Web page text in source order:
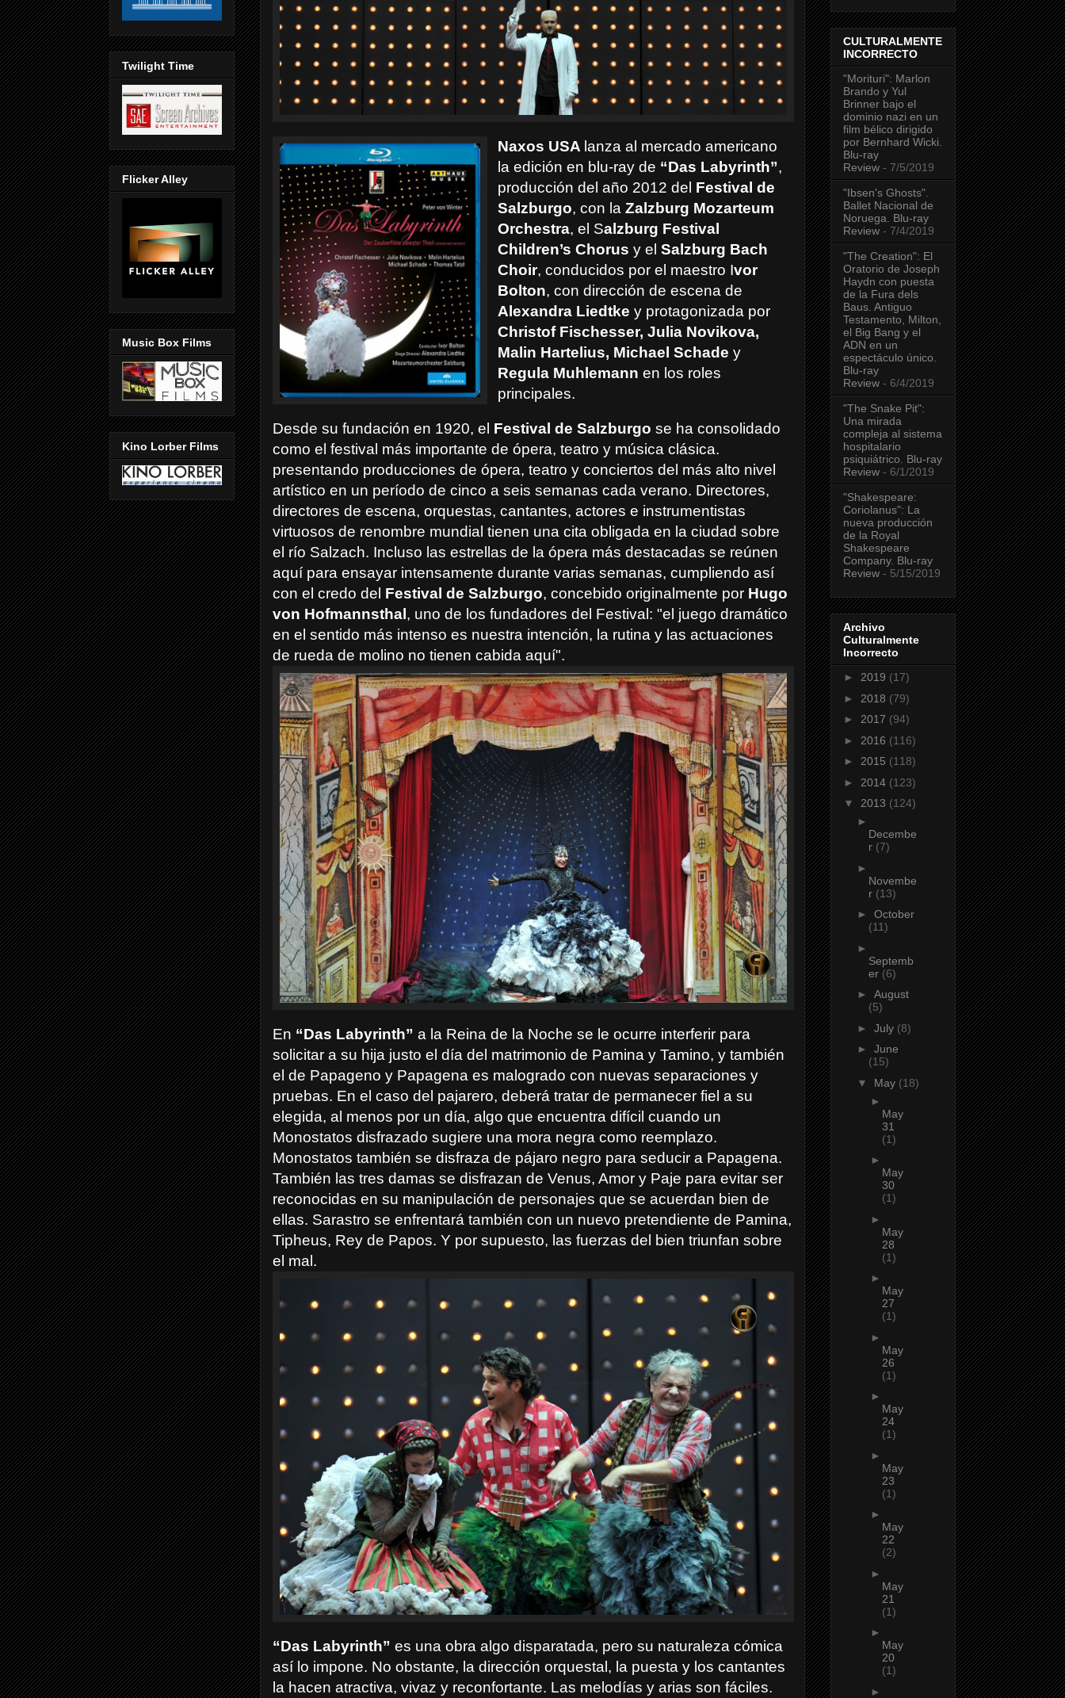
Naxos USA lanza al mercado americano
la edición en blu-ray de “Das Labyrinth”,
producción del año 2012 del Festival de
Salzburgo, con la Zalzburg Mozarteum
Orchestra, el Salzburg Festival
Children’s Chorus y el Salzburg Bach
Choir, conducidos por el maestro Ivor
Bolton, con dirección de escena de
Alexandra Liedtke y protagonizada por
Christof Fischesser, Julia Novikova,
Malin Hartelius, Michael Schade y
Regula Muhlemann en los roles
principales.
Desde su fundación en 1920, el Festival de Salzburgo se ha consolidado
como el festival más importante de ópera, teatro y música clásica.
presentando producciones de ópera, teatro y conciertos del más alto nivel
artístico en un período de cinco a seis semanas cada verano. Directores,
directores de escena, orquestas, cantantes, actores e instrumentistas
virtuosos de renombre mundial tienen una cita obligada en la ciudad sobre
el río Salzach. Incluso las estrellas de la ópera más destacadas se reúnen
aquí para ensayar intensamente durante varias semanas, cumpliendo así
con el credo del Festival de Salzburgo, concebido originalmente por Hugo
von Hofmannsthal , uno de los fundadores del Festival: "el juego dramático
en el sentido más intenso es nuestra intención, la rutina y las actuaciones
de rueda de molino no tienen cabida aquí".
En “Das Labyrinth” a la Reina de la Noche se le ocurre interferir para
solicitar a su hija justo el día del matrimonio de Pamina y Tamino, y también
el de Papageno y Papagena es malogrado con nuevas separaciones y
pruebas. En el caso del pajarero, deberá tratar de permanecer fiel a su
elegida, al menos por un día, algo que encuentra difícil cuando un
Monostatos disfrazado sugiere una mora negra como reemplazo.
Monostatos también se disfraza de pájaro negro para seducir a Papagena.
También las tres damas se disfrazan de Venus, Amor y Paje para evitar ser
reconocidas en su manipulación de personajes que se acuerdan bien de
ellas. Sarastro se enfrentará también con un nuevo pretendiente de Pamina,
Tipheus, Rey de Papos. Y por supuesto, las fuerzas del bien triunfan sobre
el mal.
“Das Labyrinth” es una obra algo disparatada, pero su naturaleza cómica
así lo impone. No obstante, la dirección orquestal, la puesta y los cantantes
la hacen atractiva, vivaz y reconfortante. Las melodías y arias son fáciles.
Twilight Time
Flicker Alley
Music Box Films
Kino Lorber Films
CULTURALMENTE
INCORRECTO
"Morituri": Marlon
Brando y Yul
Brinner bajo el
dominio nazi en un
film bélico dirigido
por Bernhard Wicki.
Blu-ray
Review - 7/5/2019
"Ibsen's Ghosts".
Ballet Nacional de
Noruega. Blu-ray
Review - 7/4/2019
"The Creation": El
Oratorio de Joseph
Haydn con puesta
de la Fura dels
Baus. Antiguo
Testamento, Milton,
el Big Bang y el
ADN en un
espectáculo único.
Blu-ray
Review - 6/4/2019
"The Snake Pit":
Una mirada
compleja al sistema
hospitalario
psiquiátrico. Blu-ray
Review - 6/1/2019
"Shakespeare:
Coriolanus": La
nueva producción
de la Royal
Shakespeare
Company. Blu-ray
Review - 5/15/2019
Archivo
Culturalmente
Incorrecto
► 2019 (17)
► 2018 (79)
► 2017 (94)
► 2016 (116)
► 2015 (118)
► 2014 (123)
▼ 2013 (124)
►
Decembe
r (7)
►
Novembe
r (13)
► October
(11)
►
Septemb
er (6)
► August
(5)
► July (8)
► June
(15)
▼ May (18)
►
May
31
(1)
►
May
30
(1)
►
May
28
(1)
►
May
27
(1)
►
May
26
(1)
►
May
24
(1)
►
May
23
(1)
►
May
22
(2)
►
May
21
(1)
►
May
20
(1)
►